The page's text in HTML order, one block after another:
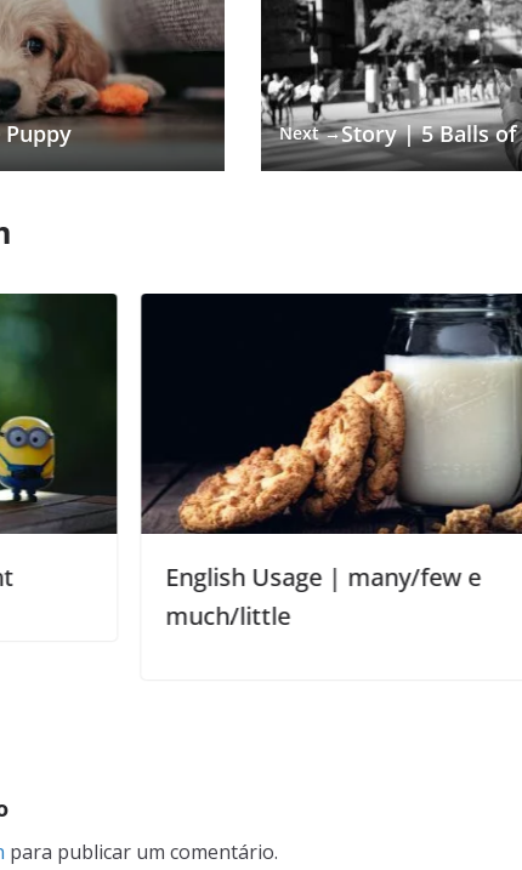
Next →Story | 5 Balls of
| many/few e
English
Future/
para publicar um comentário.